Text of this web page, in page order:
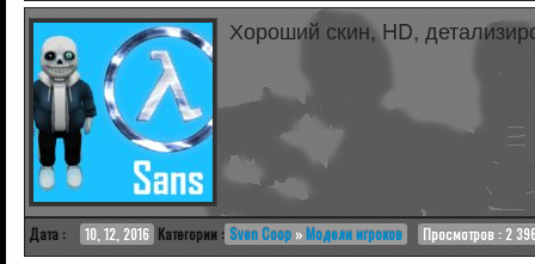
Хороший скин, HD,
Дата : 10, 12, 2016 Категории : Sven Coop »Модели игроков Просмотров : 2